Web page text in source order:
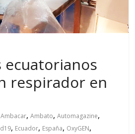
ecuatorianos
respirador en
Ambacar,Ambato,Automagazine,
, Ecuador, España, OxyGEN,